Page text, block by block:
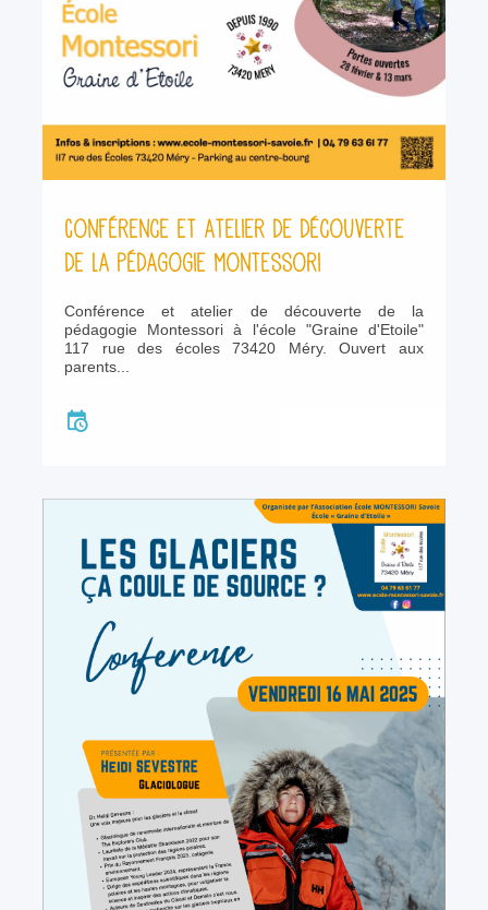
Conférence et atelier de découverte
de la pédagogie Montessori
Conférence et atelier de découverte de la
pédagogie Montessori à l'école "Graine d'Etoile"
117 rue des écoles 73420 Méry. Ouvert aux
parents...